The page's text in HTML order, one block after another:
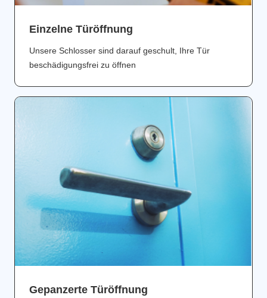
Einzelne Türöffnung
Unsere Schlosser sind darauf geschult, Ihre Tür
beschädigungsfrei zu öffnen
Gepanzerte Türöffnung